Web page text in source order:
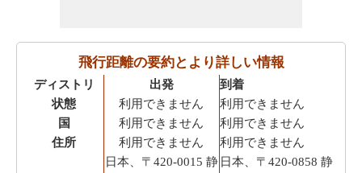
飛行距離の要約とより詳しい情報
ディストリ
状態
国
住所
出発
利用できません
利用できません
利用できません
日本、〒420-0015 静
到着
利用できません
利用できません
利用できません
日本、〒420-0858 静